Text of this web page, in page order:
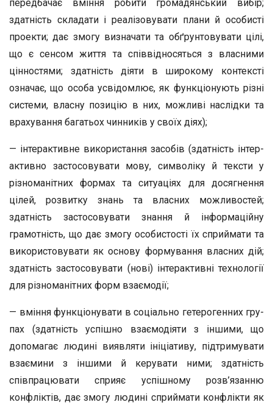
пе­редбачає вміння робити громадянський вибір;
здатність складати і реалізовувати плани й особисті
проекти; дає змо­гу визначати та обґрунтовувати цілі,
що є сенсом життя та співвідносяться з власними
цінностями; здатність діяти в широкому контексті
означає, що особа усвідомлює, як фун­кціонують різні
системи, власну позицію в них, можливі наслідки та
врахування багатьох чинників у своїх діях);
— інтерактивне використання засобів (здатність інтер­
активно застосовувати мову, символіку й тексти у
різно­манітних формах та ситуаціях для досягнення
цілей, роз­витку знань та власних можливостей;
здатність застосо­вувати знання й інформаційну
грамотність, що дає змогу особистості їх сприймати та
використовувати як основу фор­мування власних дій;
здатність застосовувати (нові) інтера­ктивні технології
для різноманітних форм взаємодії;
— вміння функціонувати в соціально гетерогенних гру­
пах (здатність успішно взаємодіяти з іншими, що
допомагає людині виявляти ініціативу, підтримувати
взаємини з інши­ми й керувати ними; здатність
співпрацювати сприяє успі­шному розв’язанню
конфліктів, дає змогу людині сприйма­ти конфлікти як